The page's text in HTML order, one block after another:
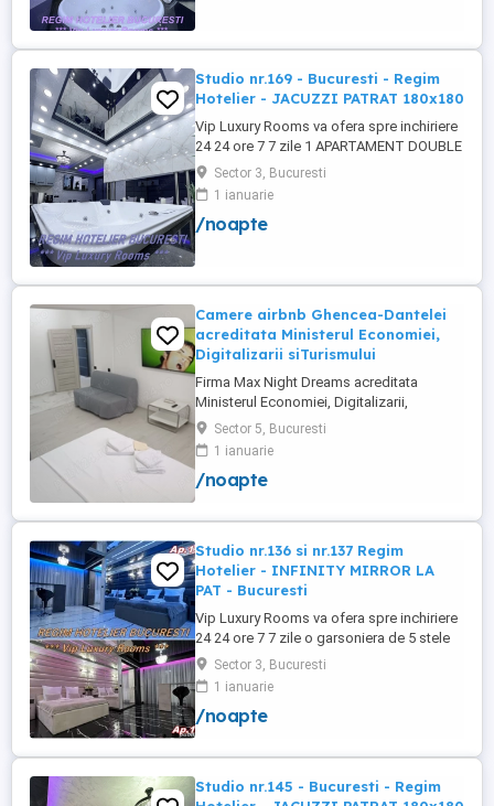
Studio nr.169 - Bucuresti - Regim
Hotelier - JACUZZI PATRAT 180x180
Vip Luxury Rooms va ofera spre inchiriere
24 24 ore 7 7 zile 1 APARTAMENT DOUBLE
ROOMS de 5 stele Luxoasa cu un desing
unic si deosebit in Sector 3 Bucuresti .
APARTAMENTUL se alfa in Complex
Rezidential Nou . Acces Bariera
Sector 3, Bucuresti
1 ianuarie
/noapte
Camere airbnb Ghencea-Dantelei
acreditata Ministerul Economiei,
Digitalizarii siTurismului
Firma Max Night Dreams acreditata
Ministerul Economiei, Digitalizarii,
Antreprenoriatului si Turismului închiriază
in regim hotelier in zona Drumul Taberei -
Ghencea diferite tipuri de camere Camera
single cu o suprafață totală de 16mp
cu o suprafață totală de ...
Sector 5, Bucuresti
1 ianuarie
/noapte
Studio nr.136 si nr.137 Regim
Hotelier - INFINITY MIRROR LA
PAT - Bucuresti
Vip Luxury Rooms va ofera spre inchiriere
24 24 ore 7 7 zile o garsoniera de 5 stele
Luxoase cu un desing unic si deosebit in
Sector 3 Bucuresti . Garsoniera se alfa in
Complex Rezidential Nou . Acces Bariera
Monitorizare Video in Complex ( de la
PRIVAT in complex ...
Sector 3, Bucuresti
1 ianuarie
/noapte
Studio nr.145 - Bucuresti - Regim